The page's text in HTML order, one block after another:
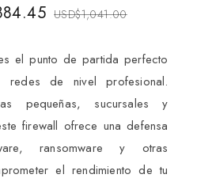
USD$1,041.00
el punto de partida perfecto
de nivel profesional.
pequeñas, sucursales y
firewall ofrece una defensa
ransomware y otras
el rendimiento de tu